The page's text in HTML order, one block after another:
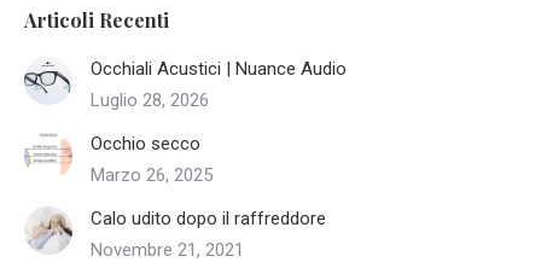
Articoli Recenti
Occhiali Acustici | Nuance Audio
Luglio 28, 2026
Occhio secco
Marzo 26, 2025
Calo udito dopo il raffreddore
Novembre 21, 2021